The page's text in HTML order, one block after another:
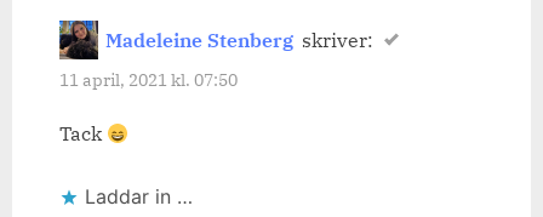
Madeleine Stenberg skriver:
11 april, 2021 kl. 07:50
Tack
Laddar in …